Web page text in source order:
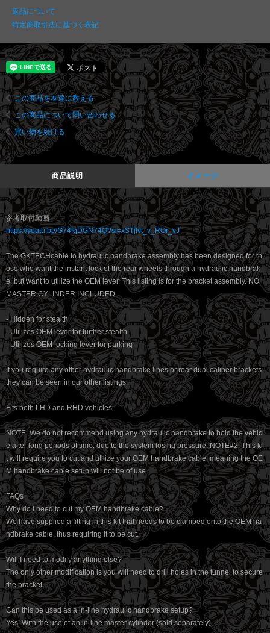
返品について
特定商取引法に基づく表記
この商品を友達に教える
この商品について問い合わせる
買い物を続ける
商品説明 イメージ
参考取付動画
https://youtu.be/G74fqDGN74Q?si=xSTjfvt_v_ROr_vJ
The GKTECHcable to hydraulic handbrake assembly has been designed for th
ose who want the instant lock of the rear wheels through a hydraulic handbrak
e, but want to utilize the OEM lever. This listing is for the bracket assembly. NO
MASTER CYLINDER INCLUDED.
- Hidden for stealth
- Utilizes OEM lever for further stealth
- Utilizes OEM locking lever for parking
If you require any other hydraulic handbrake lines or rear dual caliper brackets
they can be seen in our other listings.
Fits both LHD and RHD vehicles
NOTE: We do not recommend using any hydraulic handbrake to hold the vehicl
e after long periods of time, due to the system losing pressure. NOTE#2: This ki
t will require you to cut and utilize your OEM handbrake cable, meaning the OE
M handbrake cable setup will not be of use.
FAQs
Why do I need to cut my OEM handbrake cable?
We have supplied a fitting in this kit that needs to be clamped onto the OEM ha
ndbrake cable, thus requiring it to be cut.
Will I need to modify anything else?
The only other modification is you will need to drill holes in the tunnel to secure
the bracket.
Can this be used as a in-line hydraulic handbrake setup?
Yes! With the use of an in-line master cylinder (sold separately)